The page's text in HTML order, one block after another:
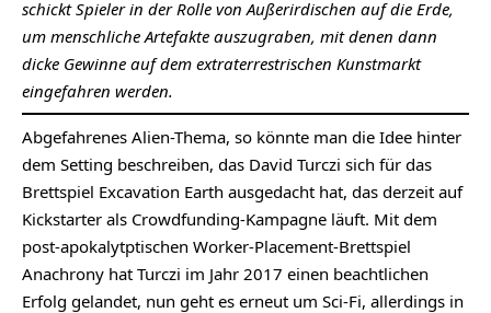
schickt Spieler in der Rolle von Außerirdischen auf die Erde,
um menschliche Artefakte auszugraben, mit denen dann
dicke Gewinne auf dem extraterrestrischen Kunstmarkt
eingefahren werden.
Abgefahrenes Alien-Thema, so könnte man die Idee hinter
dem Setting beschreiben, das David Turczi sich für das
Brettspiel Excavation Earth ausgedacht hat, das derzeit auf
Kickstarter als Crowdfunding-Kampagne läuft. Mit dem
post-apokalytptischen Worker-Placement-Brettspiel
Anachrony hat Turczi im Jahr 2017 einen beachtlichen
Erfolg gelandet, nun geht es erneut um Sci-Fi, allerdings in